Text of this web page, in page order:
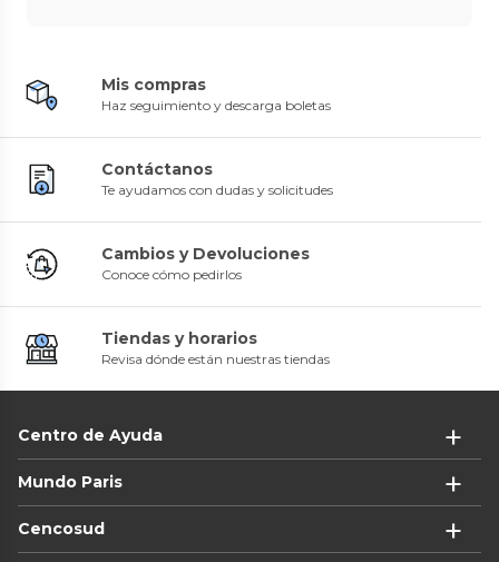
Mis compras
Haz seguimiento y descarga boletas
Contáctanos
Te ayudamos con dudas y solicitudes
Cambios y Devoluciones
Conoce cómo pedirlos
Tiendas y horarios
Revisa dónde están nuestras tiendas
Centro de Ayuda
Mundo Paris
Cencosud